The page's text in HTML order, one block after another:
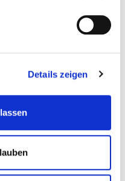
Details zeigen
naturels pour
sortes de cuir lisse
cire d’abeille pure et la